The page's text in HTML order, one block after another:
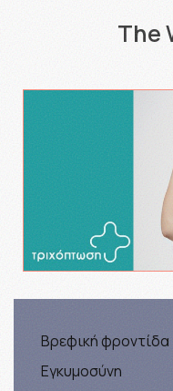
The
Βρεφική φροντίδα
Εγκυμοσύνη